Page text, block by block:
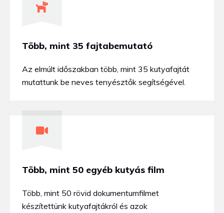
Több, mint 35 fajtabemutató
Az elmúlt időszakban több, mint 35 kutyafajtát
mutattunk be neves tenyésztők segítségével.
Több, mint 50 egyéb kutyás film
Több, mint 50 rövid dokumentumfilmet
készítettünk kutyafajtákról és azok